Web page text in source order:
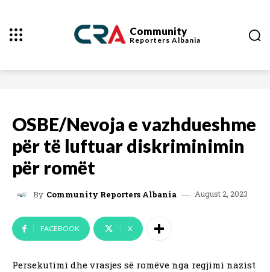
Community
Reporters Albania
OSBE/Nevoja e vazhdueshme
për të luftuar diskriminimin
për romët
By Community Reporters Albania August 2, 2023
FACEBOOK X
Persekutimi dhe vrasjes së romëve nga regjimi nazist